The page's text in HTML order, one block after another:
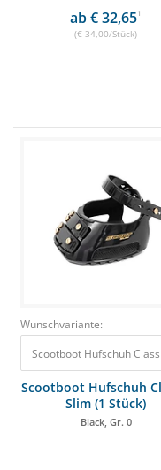
ab € 32,651
(€ 34,00/Stück)
Wunschvariante:
Scootboot Hufschuh
Scootboot Hufschuh
Slim (1 Stück)
Black, Gr. 0